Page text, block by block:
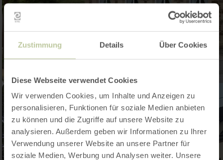
Zustimmung Details Über Cookies
Diese Webseite verwendet Cookies
Wir verwenden Cookies, um Inhalte und Anzeigen zu
personalisieren, Funktionen für soziale Medien anbieten
zu können und die Zugriffe auf unsere Website zu
analysieren. Außerdem geben wir Informationen zu Ihrer
Verwendung unserer Website an unsere Partner für
soziale Medien, Werbung und Analysen weiter. Unsere